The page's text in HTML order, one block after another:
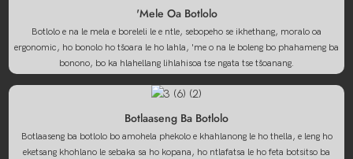
'Mele Oa Botlolo
Botlolo e na le mela e boreleli le e ntle, sebopeho se ikhethang, moralo oa
ergonomic, ho bonolo ho tšoara le ho lahla, 'me o na le boleng bo phahameng ba
bonono, bo ka hlahellang lihlahisoa tse ngata tse tšoanang.
Botlaaseng Ba Botlolo
Botlaaseng ba botlolo bo amohela phekolo e khahlanong le ho thella, e leng ho
eketsang khohlano le sebaka sa ho kopana, ho ntlafatsa le ho feta botsitso ba